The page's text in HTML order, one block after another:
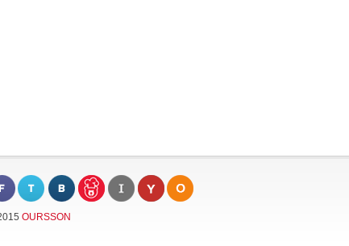
OURSSON